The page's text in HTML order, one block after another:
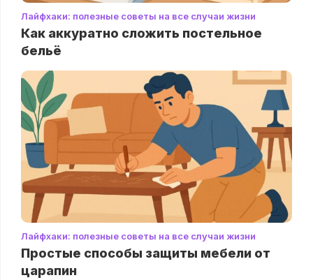
Лайфхаки: полезные советы на все случаи жизни
Как аккуратно сложить постельное
бельё
Лайфхаки: полезные советы на все случаи жизни
Простые способы защиты мебели от
царапин